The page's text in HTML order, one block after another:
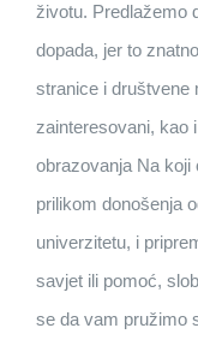
životu. Predlažemo
dopada, jer to
stranice i društvene
zainteresovani, kao
obrazovanja Na
prilikom donošenja
univerzitetu, i
savjet ili pomoć,
se da vam pružimo